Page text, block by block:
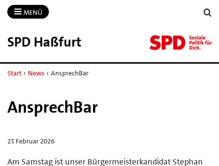
MENÜ
SPD Haßfurt
Start › News › AnsprechBar
AnsprechBar
27. Februar 2026
Am Samstag ist unser Bürgermeisterkandidat Stephan